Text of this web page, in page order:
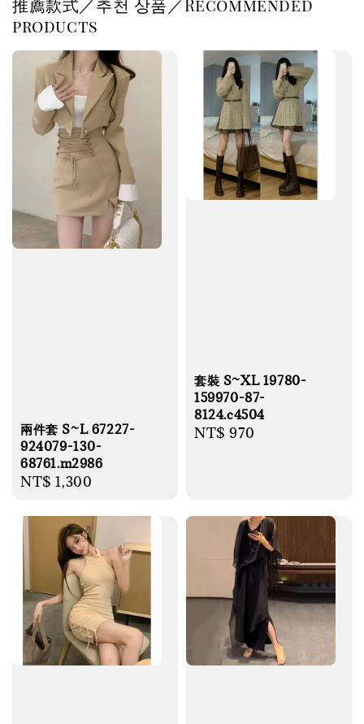
推薦款式／추천 상품／Recommended
products
兩件套 S~L 67227-
924079-130-
68761.m2986
Regular
NT$ 1,300
套裝 S~XL 19780-
159970-87-
8124.c4504
Regular
NT$ 970